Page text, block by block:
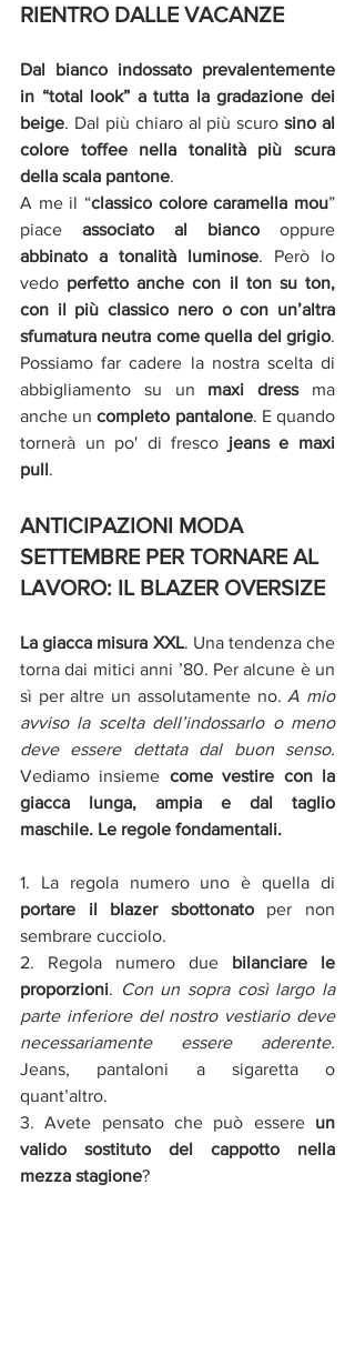
RIENTRO DALLE VACANZE
Dal bianco indossato prevalentemente
in “total look” a tutta la gradazione dei
beige. Dal più chiaro al più scuro sino al
colore toffee nella tonalità più scura
della scala pantone.
A me il “classico colore caramella mou”
piace associato al bianco
abbinato a tonalità luminose. Però lo
vedo perfetto anche con il ton su ton,
con il più classico nero o con un’altra
sfumatura neutra come quella del grigio.
Possiamo far cadere la nostra scelta di
abbigliamento su un maxi dress ma
anche un completo pantalone. E quando
tornerà un po' di fresco jeans e maxi
pull.
ANTICIPAZIONI MODA
SETTEMBRE PER TORNARE AL
LAVORO: IL BLAZER OVERSIZE
La giacca misura XXL. Una tendenza che
torna dai mitici anni ’80. Per alcune è un
sì per altre un assolutamente no. A mio
avviso la scelta dell’indossarlo o meno
Vediamo insieme come vestire con la
giacca lunga, ampia e dal taglio
maschile. Le regole fondamentali.
portare il blazer sbottonato per non
sembrare cucciolo.
2. Regola numero due bilanciare le
proporzioni. Con un sopra così largo la
parte inferiore del nostro vestiario deve
necessariamente essere aderente.
Jeans, pantaloni a sigaretta o
quant’altro.
3. Avete pensato che può essere un
valido sostituto del cappotto nella
mezza stagione?